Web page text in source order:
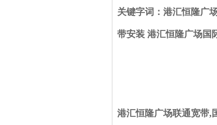
关键字词： 港汇恒隆广
带安装 港汇恒隆广场国
港汇恒隆广场联通宽带,